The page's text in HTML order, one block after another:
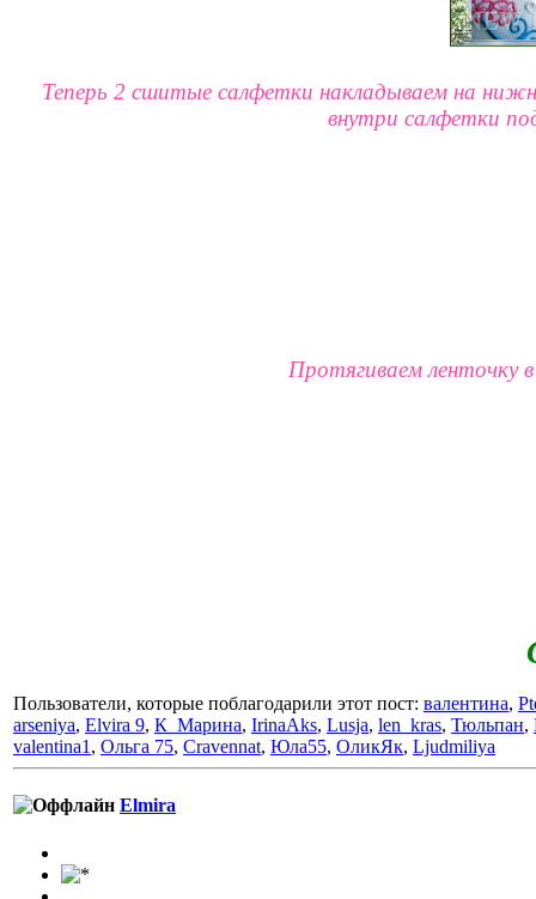
Теперь 2 сшитые салфетки накладываем на
внутри салфетки
Протягиваем ленточку
Пользователи, которые поблагодарили этот пост: валентина,
arseniya, Elvira 9, К_Марина, IrinaAks, Lusja, len_kras, Тюльпан,
valentina1 , Ольга 75, Cravennat, Юла55, ОликЯк, Ljudmiliya
Elmira